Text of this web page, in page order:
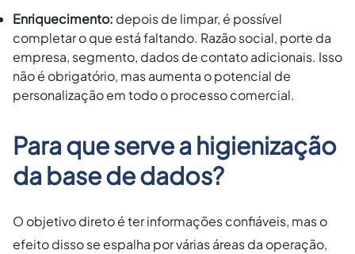
Enriquecimento: depois de limpar, é possível
completar o que está faltando. Razão social, porte da
empresa, segmento, dados de contato adicionais. Isso
não é obrigatório, mas aumenta o potencial de
personalização em todo o processo comercial.
Para que serve a higienização
da base de dados?
O objetivo direto é ter informações confiáveis, mas o
efeito disso se espalha por várias áreas da operação,